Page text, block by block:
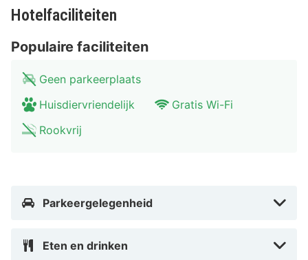
omliggende dorpjes en steden zijn een bezoek meer
Hotelfaciliteiten
Populaire faciliteiten
Geen parkeerplaats
Huisdiervriendelijk
Gratis Wi-Fi
Rookvrij
Parkeergelegenheid
Eten en drinken